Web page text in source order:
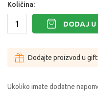
Količina:
DODAJ U
Dodajte proizvod u
Ukoliko imate dodatne